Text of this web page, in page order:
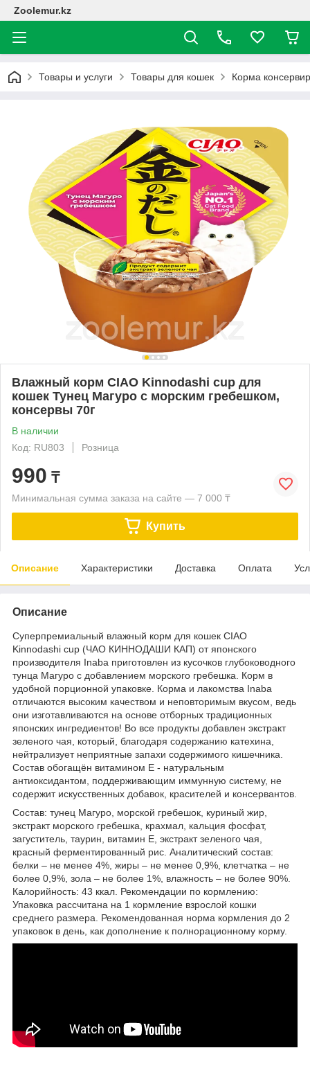
Zoolemur.kz
Товары и услуги Товары для кошек Корма
Влажный корм CIAO Kinnodashi cup для
кошек Тунец Магуро с морским гребешком,
консервы 70г
В наличии
Код: RU803
Розница
990 ₸
Минимальная сумма заказа на сайте — 7 000 ₸
Купить
Описание Характеристики Доставка Оплата
Описание
Суперпремиальный влажный корм для кошек CIAO
Kinnodashi cup (ЧАО КИННОДАШИ КАП) от японского
производителя Inaba приготовлен из кусочков глубоководного
тунца Магуро с добавлением морского гребешка. Корм в
удобной порционной упаковке. Корма и лакомства Inaba
отличаются высоким качеством и неповторимым вкусом, ведь
они изготавливаются на основе отборных традиционных
японских ингредиентов! Во все продукты добавлен экстракт
зеленого чая, который, благодаря содержанию катехина,
нейтрализует неприятные запахи содержимого кишечника.
Состав обогащён витамином Е - натуральным
антиоксидантом, поддерживающим иммунную систему, не
содержит искусственных добавок, красителей и консервантов.
Состав: тунец Магуро, морской гребешок, куриный жир,
экстракт морского гребешка, крахмал, кальция фосфат,
загуститель, таурин, витамин Е, экстракт зеленого чая,
красный ферментированный рис. Аналитический состав:
белки – не менее 4%, жиры – не менее 0,9%, клетчатка – не
более 0,9%, зола – не более 1%, влажность – не более 90%.
Калорийность: 43 ккал. Рекомендации по кормлению:
Упаковка рассчитана на 1 кормление взрослой кошки
среднего размера. Рекомендованная норма кормления до 2
упаковок в день, как дополнение к полнорационному корму.